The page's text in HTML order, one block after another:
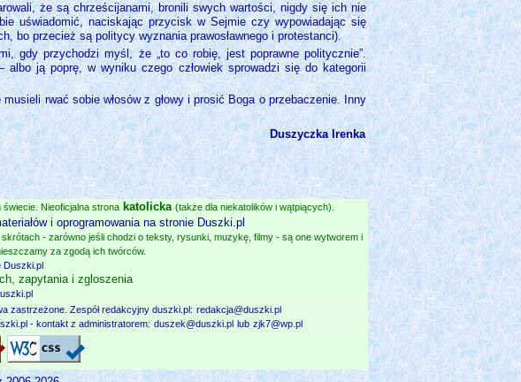
że są chrześcijanami, bronili swych wartości, nigdy się ich nie
uświadomić, naciskając przycisk w Sejmie czy wypowiadając się
bo przecież są politycy wyznania prawosławnego i protestanci).
gdy przychodzi myśl, że „to co robię, jest poprawne politycznie”.
ją poprę, w wyniku czego człowiek sprowadzi się do kategorii
rwać sobie włosów z głowy i prosić Boga o przebaczenie. Inny
Duszyczka Irenka
świecie. Nieoficjalna strona katolicka (także dla niekatolików i wątpiących).
i oprogramowania na stronie Duszki.pl
- zarówno jeśli chodzi o teksty, rysunki, muzykę, filmy - są one wytworem i
za zgodą ich twórców.
Duszki.pl
zapytania i zgloszenia
zastrzeżone. Zespół redakcyjny duszki.pl: redakcja@duszki.pl
- kontakt z administratorem: duszek@duszki.pl lub zjk7@wp.pl